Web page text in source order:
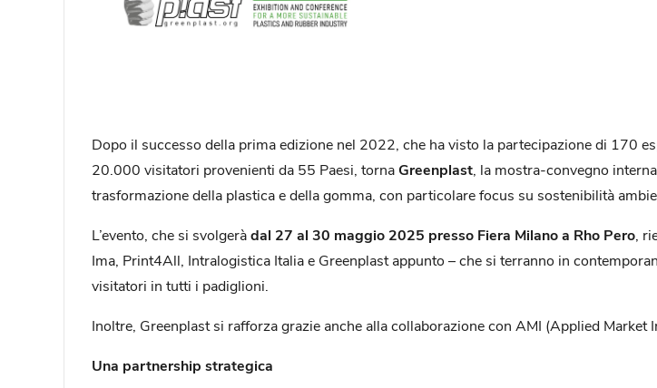
Dopo il successo della prima edizione nel 2022, che ha visto la partecipazione di 170
20.000 visitatori provenienti da 55 Paesi, tornaGreenplast , la mostra-convegno
trasformazione della plastica e della gomma, con particolare focus su sostenibilità
L’evento, che si svolgeràdal 27 al 30 maggio 2025 presso Fiera Milano a Rho Pero ,
Ima, Print4All, Intralogistica Italia e Greenplast appunto – che si terranno in
visitatori in tutti i padiglioni.
Inoltre, Greenplast si rafforza grazie anche alla collaborazione con AMI (Applied
Una partnership strategica